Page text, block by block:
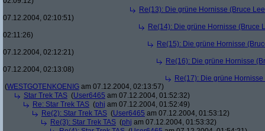
Re(13): Die grüne Hornisse (Bruce
07.12.2004, 02:10:51)
Re(14): Die grüne Hornisse (Bruce
02:11:26)
Re(15): Die grüne Hornisse
07.12.2004, 02:12:21)
Re(16): Die grüne Hornisse
07.12.2004, 02:13:08)
Re(17): Die grüne
(WESTGOTENKOENIG am 07.12.2004, 02:13:57)
Star Trek TAS (User6465 am 07.12.2004, 01:52:32)
Re: Star Trek TAS (phj am 07.12.2004, 01:52:49)
Re(2): Star Trek TAS (User6465 am 07.12.2004, 01:53:12)
Re(3): Star Trek TAS (phj am 07.12.2004, 01:53:32)